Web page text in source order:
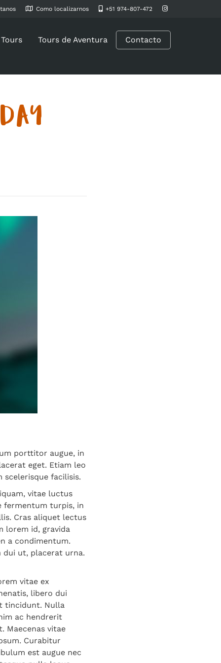
Como localizarnos +51 974-807-472
Tours de Aventura Contacto
porttitor augue, in
eget. Etiam leo
facilisis.
vitae luctus
fermentum turpis, in
Cras aliquet lectus
lorem id, gravida
a condimentum.
dui ut, placerat urna.
vitae ex
libero dui
tincidunt. Nulla
ac hendrerit
Maecenas vitae
Curabitur
est augue nec